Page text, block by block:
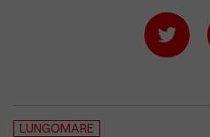
LUNGOMARE